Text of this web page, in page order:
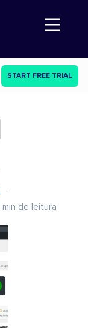
Abre a navegação
START FREE TRIAL
min de leitura